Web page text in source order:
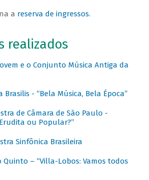
a reserva de ingressos.
realizados
e o Conjunto Música Antiga da
Brasilis - “Bela Música, Bela Época”
de Câmara de São Paulo -
ou Popular?”
Sinfônica Brasileira
Quinto – “Villa-Lobos: Vamos todos